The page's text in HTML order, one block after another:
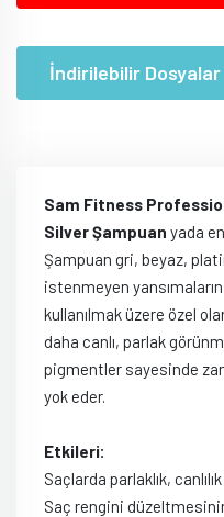
İndirilebilir Dosyalar
Sam Fitness
Silver Şampuan yada
Şampuan gri, beyaz,
istenmeyen
kullanılmak üzere özel
daha canlı, parlak
pigmentler sayesinde
yok eder.
Etkileri:
Saçlarda parlaklık,
Saç rengini